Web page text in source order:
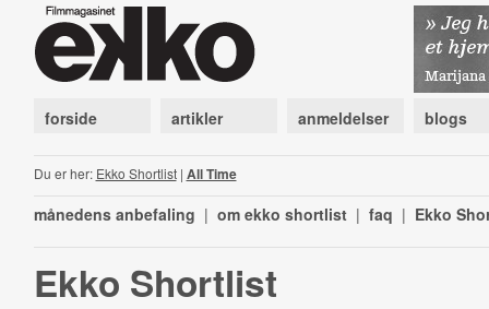
forside artikler anmeldelser blogs
Du er her: Ekko Shortlist| All Time
månedens anbefaling | om ekko shortlist | faq | Ekko
Ekko Shortlist